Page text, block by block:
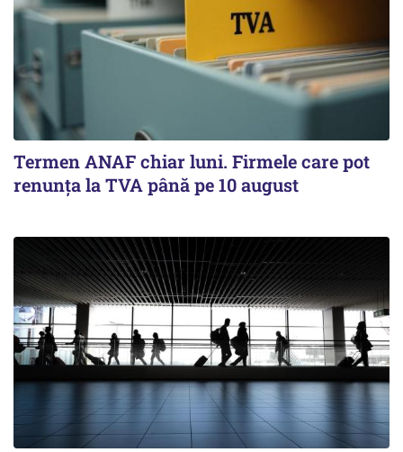
Termen ANAF chiar luni. Firmele care pot
renunța la TVA până pe 10 august